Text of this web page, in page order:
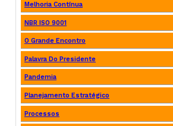
Melhoria Contínua
NBR ISO 9001
O Grande Encontro
Palavra Do Presidente
Pandemia
Planejamento Estratégico
Processos